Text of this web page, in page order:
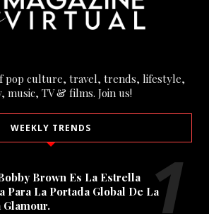
pop culture, travel, trends, lifestyle,
music, TV & films. Join us!
WEEKLY TRENDS
Brown Es La Estrella
Para La Portada Global De La
Glamour.